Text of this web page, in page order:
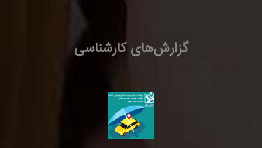
گزارش‌های کارشناسی